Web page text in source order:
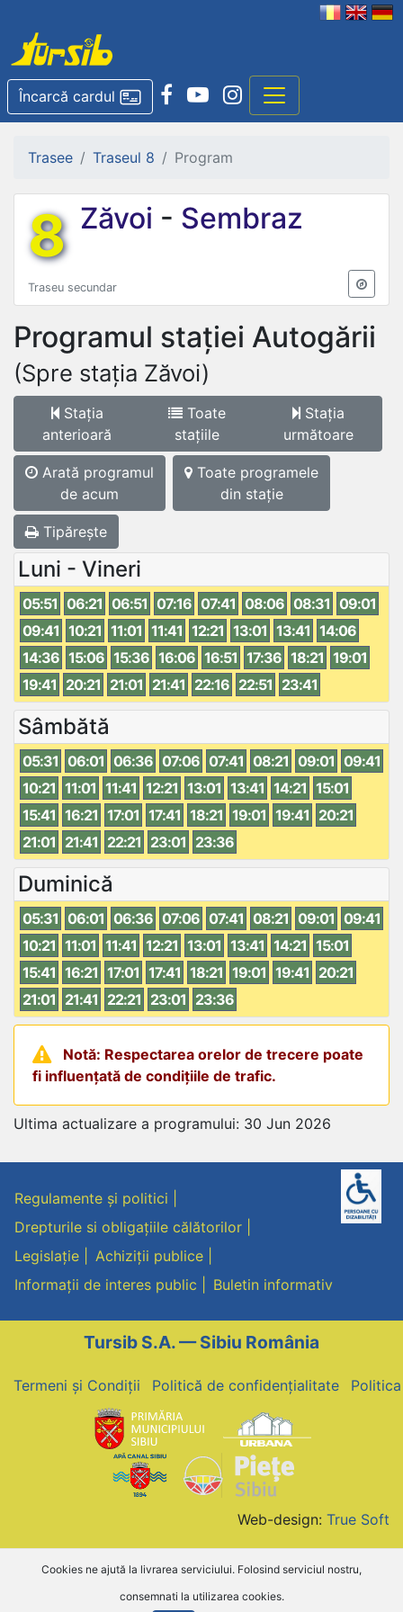
Încarcă cardul
Trasee Traseul 8 Program
8 Zăvoi - Sembraz
Traseu secundar
Programul stației Autogării
(Spre stația Zăvoi)
Stația
anterioară
Toate
stațiile
Stația
următoare
Arată programul
de acum
Toate programele
din stație
Tipărește
Luni - Vineri
05:51 06:21 06:51 07:16 07:41 08:06 08:31 09:01
09:41 10:21 11:01 11:41 12:21 13:01 13:41 14:06
14:36 15:06 15:36 16:06 16:51 17:36 18:21 19:01
19:41 20:21 21:01 21:41 22:16 22:51 23:41
Sâmbătă
05:31 06:01 06:36 07:06 07:41 08:21 09:01 09:41
10:21 11:01 11:41 12:21 13:01 13:41 14:21 15:01
15:41 16:21 17:01 17:41 18:21 19:01 19:41 20:21
21:01 21:41 22:21 23:01 23:36
Duminică
05:31 06:01 06:36 07:06 07:41 08:21 09:01 09:41
10:21 11:01 11:41 12:21 13:01 13:41 14:21 15:01
15:41 16:21 17:01 17:41 18:21 19:01 19:41 20:21
21:01 21:41 22:21 23:01 23:36
Notă: Respectarea orelor de trecere poate
fi influențată de condițiile de trafic.
Ultima actualizare a programului: 30 Jun 2026
Regulamente și politici
Drepturile si obligațiile călătorilor
Legislație
Achiziții publice
Informații de interes public
Buletin informativ
Tursib S.A. — Sibiu România
Termeni și Condiții Politică de confidențialitate
Web-design: True Soft
Cookies ne ajută la livrarea serviciului. Folosind serviciul nostru,
consemnati la utilizarea cookies.